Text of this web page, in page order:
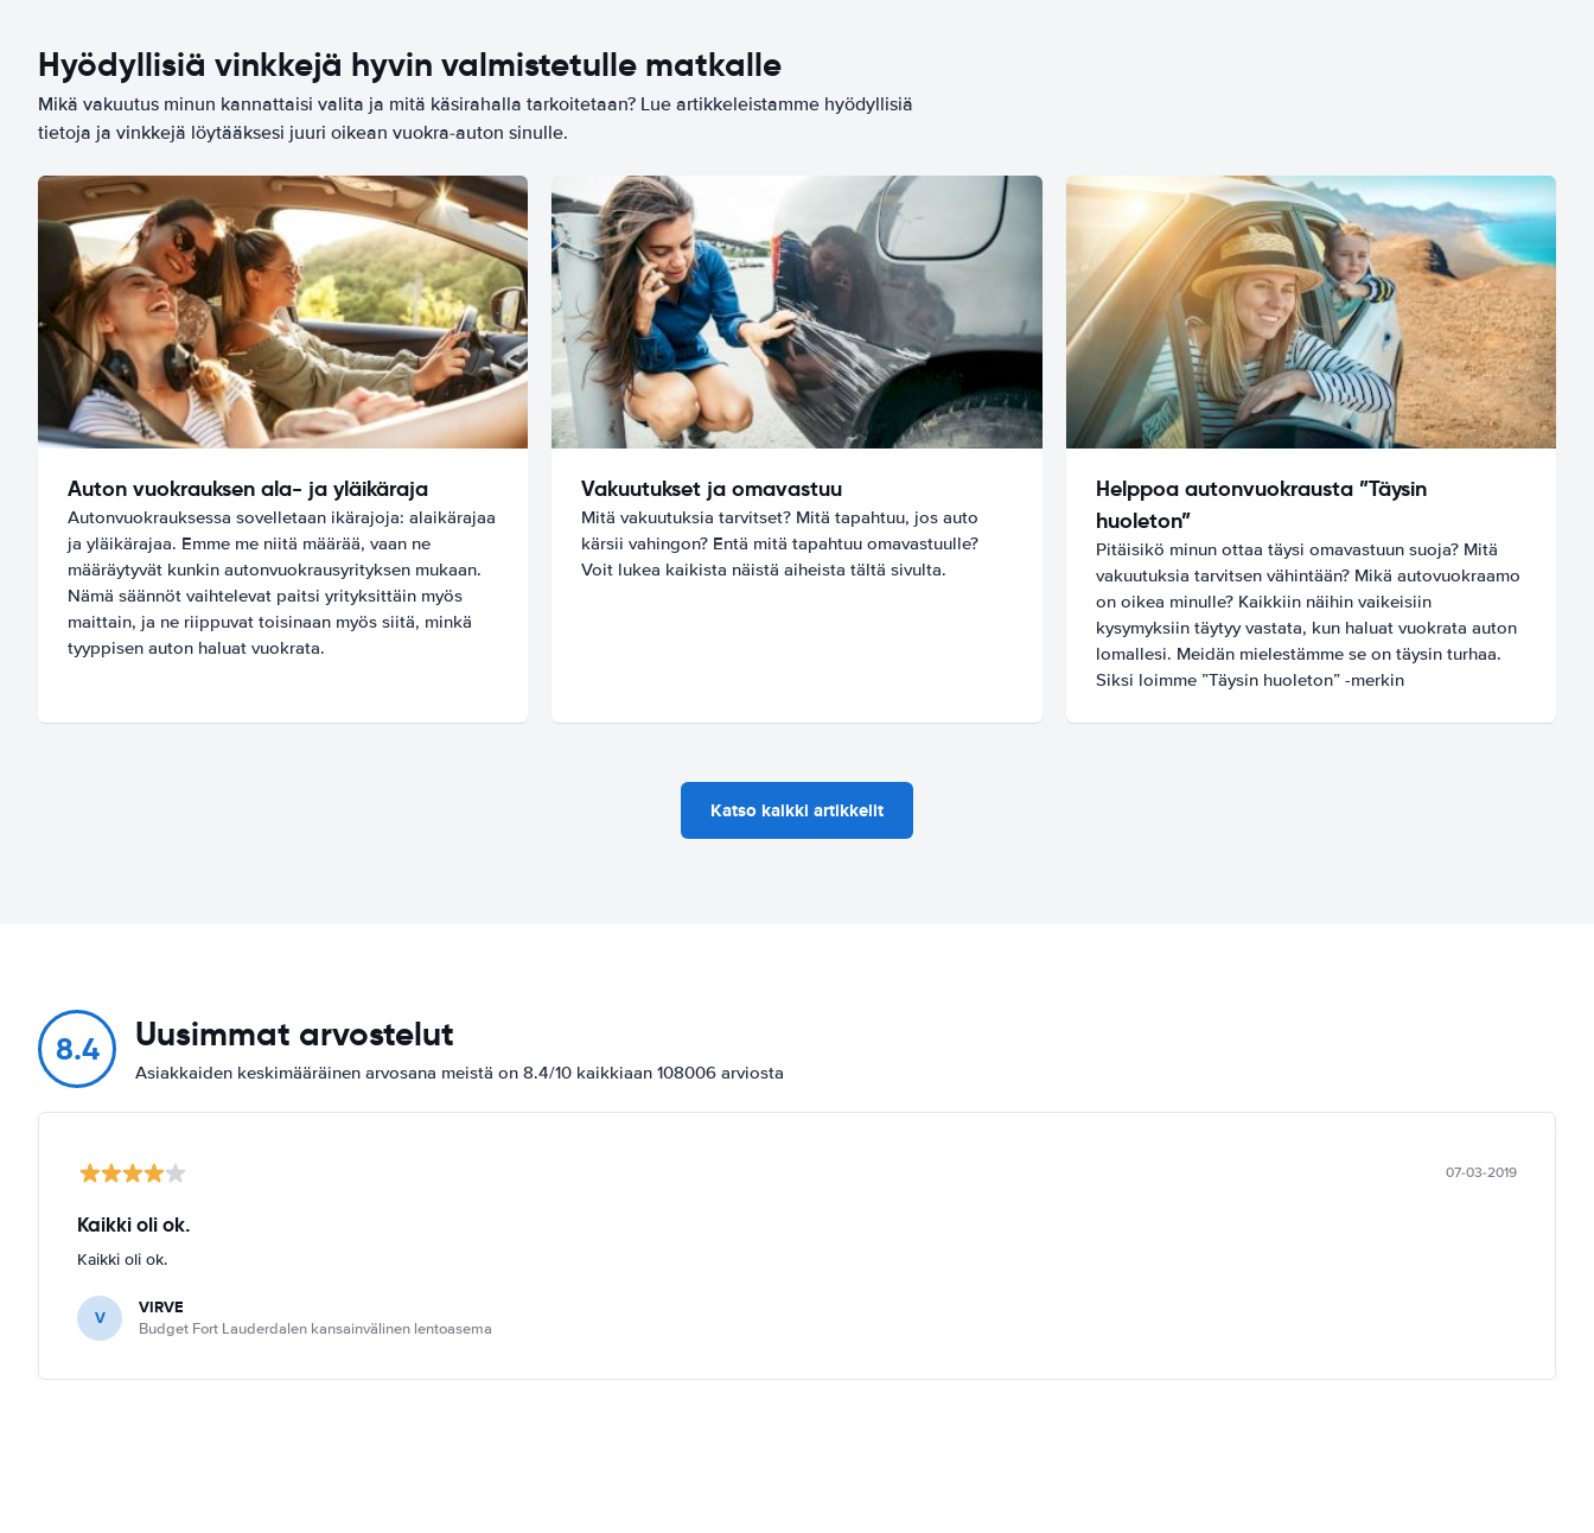
Hyödyllisiä vinkkejä hyvin valmistetulle matkalle
Mikä vakuutus minun kannattaisi valita ja mitä käsirahalla tarkoitetaan? Lue artikkeleistamme hyödyllisiä
tietoja ja vinkkejä löytääksesi juuri oikean vuokra-auton sinulle.
Auton vuokrauksen ala- ja yläikäraja
Autonvuokrauksessa sovelletaan ikärajoja: alaikärajaa
ja yläikärajaa. Emme me niitä määrää, vaan ne
määräytyvät kunkin autonvuokrausyrityksen mukaan.
Nämä säännöt vaihtelevat paitsi yrityksittäin myös
maittain, ja ne riippuvat toisinaan myös siitä, minkä
tyyppisen auton haluat vuokrata.
Vakuutukset ja omavastuu
Mitä vakuutuksia tarvitset? Mitä tapahtuu, jos auto
kärsii vahingon? Entä mitä tapahtuu omavastuulle?
Voit lukea kaikista näistä aiheista tältä sivulta.
Helppoa autonvuokrausta ”Täysin
huoleton”
Pitäisikö minun ottaa täysi omavastuun suoja? Mitä
vakuutuksia tarvitsen vähintään? Mikä autovuokraamo
on oikea minulle? Kaikkiin näihin vaikeisiin
kysymyksiin täytyy vastata, kun haluat vuokrata auton
lomallesi. Meidän mielestämme se on täysin turhaa.
Siksi loimme ”Täysin huoleton” -merkin
Katso kaikki artikkelit
8.4 Uusimmat arvostelut
Asiakkaiden keskimääräinen arvosana meistä on 8.4/10 kaikkiaan 108006 arviosta
07-03-2019
Kaikki oli ok.
Kaikki oli ok.
V VIRVE
Budget Fort Lauderdalen kansainvälinen lentoasema